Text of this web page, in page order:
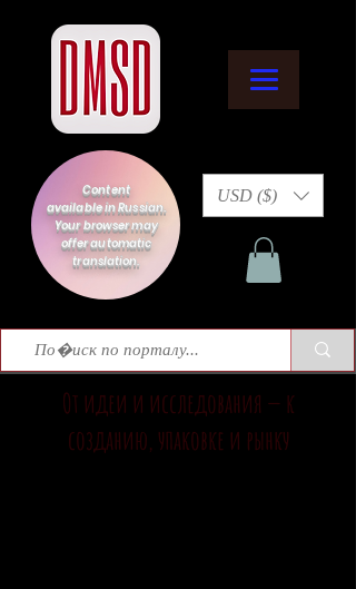
Content
available in Russian.
Your browser may
offer automatic
translation.
USD ($)
От идеи и исследования — к
созданию, упаковке и рынку